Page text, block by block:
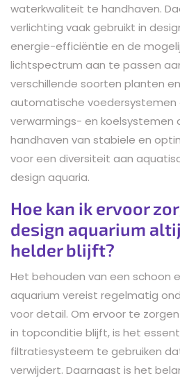
waterkwaliteit te handhaven.
verlichting vaak gebruikt in
energie-efficiëntie en de
lichtspectrum aan te passen
verschillende soorten planten
automatische voedersystemen
verwarmings- en koelsystemen
handhaven van stabiele en
voor een diversiteit aan
design aquaria.
Hoe kan ik ervoor
design aquarium
helder blijft?
Het behouden van een schoon
aquarium vereist regelmatig
voor detail. Om ervoor te
in topconditie blijft, is het
filtratiesysteem te gebruiken
verwijdert. Daarnaast is het